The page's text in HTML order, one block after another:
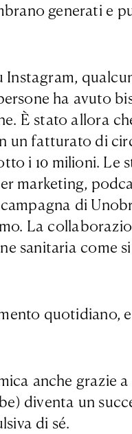
generati e
Instagram,
ha avuto
È stato allora
un fatturato di
i 10 milioni. Le
marketing,
di
La
sanitaria come
quotidiano,
anche grazie
diventa un
di sé.